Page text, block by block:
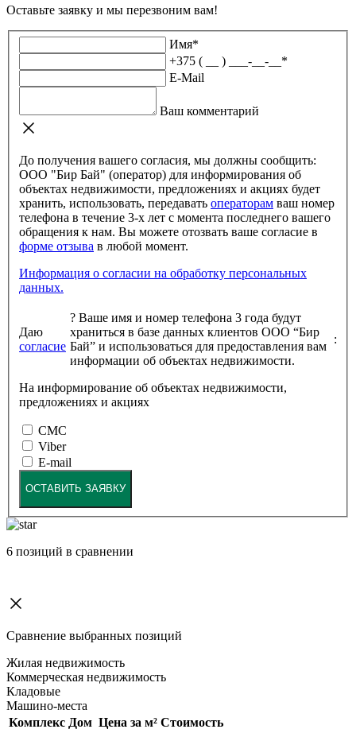
Оставьте заявку и мы перезвоним вам!
Имя*
+375 ( __ ) ___-__-__ *
E-Mail
Ваш комментарий
До получения вашего согласия, мы должны сообщить:
ООО "Бир Бай" (оператор) для информирования об
объектах недвижимости, предложениях и акциях будет
хранить, использовать, передавать операторам
телефона в течение 3-х лет с момента последнего вашего
обращения к нам. Вы можете отозвать ваше согласие в
форме отзыва
в любой момент.
Информация о согласии на обработку персональных
данных.
Даю
согласие
? Ваше имя и номер телефона 3 года будут
храниться в базе данных клиентов ООО “Бир
Бай” и использоваться для предоставления вам
информации об объектах недвижимости.
:
На информирование об объектах недвижимости,
предложениях и акциях
СМС
Viber
E-mail
ОСТАВИТЬ ЗАЯВКУ
6 позиций в сравнении
Сравнение выбранных позиций
Жилая недвижимость
Коммерческая недвижимость
Кладовые
Машино-места
Комплекс Дом Цена за м² Стоимость